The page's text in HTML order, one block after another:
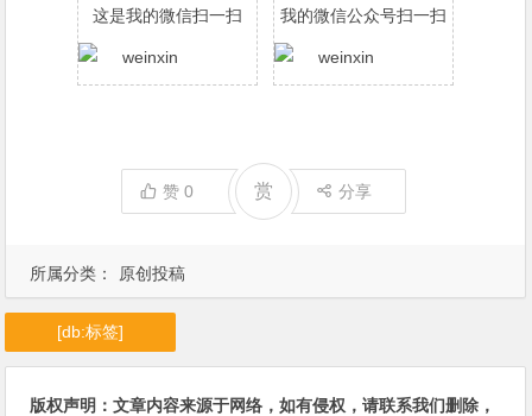
所属分类： 原创投稿
这是我的微信扫一扫
我的微信公众号扫一扫
赞0 赏 分享
[db:标签]
版权声明：文章内容来源于网络，如有侵权，请联系我们删除，